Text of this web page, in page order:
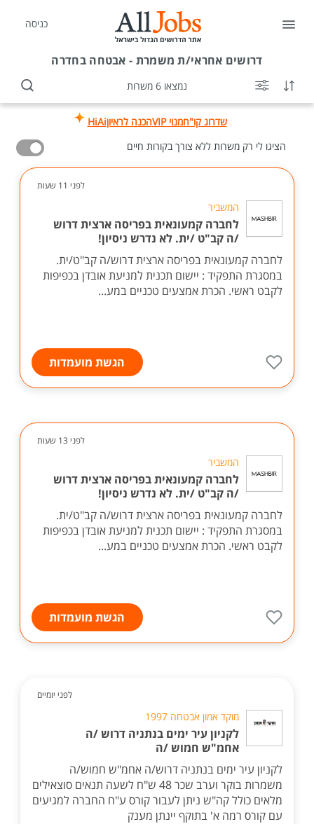
כניסה
דרושים אחראי/ת משמרת - אבטחה בחדרה
נמצאו 6 משרות
שדרוג קו"חמנוי VIP הכנה לראיוןHiAi
הציגו לי רק משרות ללא צורך בקורות חיים
לפני 11 שעות
המשביר
לחברה קמעונאית בפריסה ארצית דרוש
/ה קב"ט /ית. לא נדרש ניסיון!
לחברה קמעונאית בפריסה ארצית דרוש/ה קב"ט/ית.
במסגרת התפקיד : יישום תכנית למניעת אובדן בכפיפות
לקבט ראשי. הכרת אמצעים טכניים במע...
הגשת מועמדות
לפני 13 שעות
המשביר
לחברה קמעונאית בפריסה ארצית דרוש
/ה קב"ט /ית. לא נדרש ניסיון!
לחברה קמעונאית בפריסה ארצית דרוש/ה קב"ט/ית.
במסגרת התפקיד : יישום תכנית למניעת אובדן בכפיפות
לקבט ראשי. הכרת אמצעים טכניים במע...
הגשת מועמדות
לפני יומיים
מוקד אמון אבטחה 1997
לקניון עיר ימים בנתניה דרוש /ה
אחמ"ש חמוש /ה
לקניון עיר ימים בנתניה דרוש/ה אחמ"ש חמוש/ה
משמרות בוקר וערב שכר 48 ש"ח לשעה תנאים סוצאילים
מלאים כולל קה"ש ניתן לעבור קורס ע"ח החברה למגיעים
עם קורס רמה א' בתוקף יינתן מענק